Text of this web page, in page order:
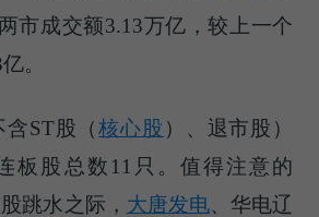
市成交额3.13万亿，较上一个
。
含ST股（核心股 ）
、退市股）
板股总数11只。值得注意的
跳水之际， 大唐发电、华电辽